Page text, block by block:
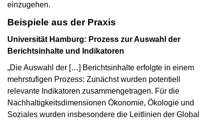
einzugehen.
Beispiele aus der Praxis
Universität Hamburg: Prozess zur Auswahl der
Berichtsinhalte und Indikatoren
„Die Auswahl der […] Berichtsinhalte erfolgte in einem
mehrstufigen Prozess: Zunächst wurden potentiell
relevante Indikatoren zusammengetragen. Für die
Nachhaltigkeitsdimensionen Ökonomie, Ökologie und
Soziales wurden insbesondere die Leitlinien der Global